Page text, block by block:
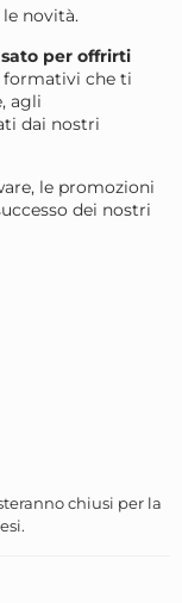
novità.
per offrirti
che ti
agli
dai nostri
le promozioni
dei nostri
chiusi per la